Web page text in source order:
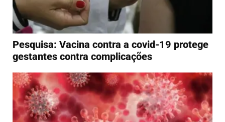
Pesquisa: Vacina contra a covid-19 protege
gestantes contra complicações